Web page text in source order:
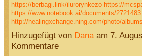
https://berbagi.link/ilurorynkezo https://
https://www.notebook.ai/documents/2721483
http://healingxchange.ning.com/photo/
Hinzugefügt von Danaam 7.
Kommentare